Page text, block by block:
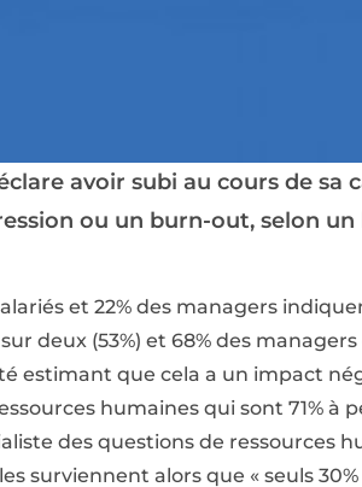
avoir subi au cours de
ou un burn-out, selon
et 22% des managers
deux (53%) et 68% des
estimant que cela a un impact
humaines qui sont 71% à
des questions de ressources
surviennent alors que « seuls